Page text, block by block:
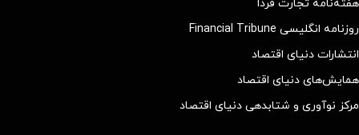
هفته‌نامه تجارت فردا
روزنامه انگلیسی Financial Tribune
انتشارات دنیای اقتصاد
همایش‌های دنیای اقتصاد
مرکز نوآوری و شتابدهی دنیای اقتصاد